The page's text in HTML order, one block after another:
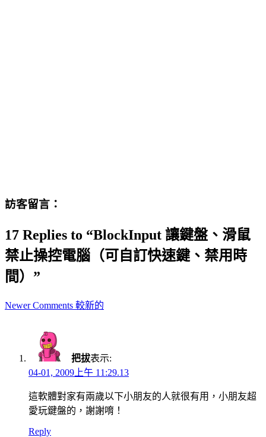
訪客留言：
17 Replies to “BlockInput 讓鍵盤、滑鼠
禁止操控電腦（可自訂快速鍵、禁用時
間）”
Comment
Newer Comments 較新的
把拔表示:
04-01, 2009上午 11:29.13
這軟體對家有兩歲以下小朋友的人就很有用，小朋友超
愛玩鍵盤的，謝謝唷！
Reply